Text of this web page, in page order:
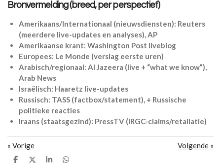
Bronvermelding (breed, per perspectief)
Amerikaans/Internationaal (nieuwsdiensten): Reuters
(meerdere live-updates en analyses), AP
Amerikaanse krant: Washington Post liveblog
Europees: Le Monde (verslag eerste uren)
Arabisch/regionaal: Al Jazeera (live + “what we know”),
Arab News
Israëlisch: Haaretz live-updates
Russisch: TASS (factbox/statement), + Russische
politieke reacties
Iraans (staatsgezind): PressTV (IRGC-claims/retaliatie)
« Vorige Volgende »
D
D
S
D